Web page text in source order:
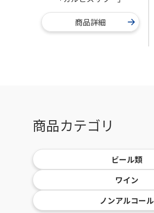
商品詳細
商品カテゴリ
ビール類
ワイン
ノンアルコール